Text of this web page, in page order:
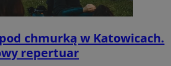
chmurką w Katowicach.
repertuar